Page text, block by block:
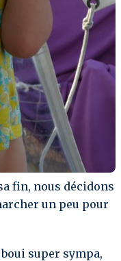
fin, nous décidons
un peu pour
super sympa,